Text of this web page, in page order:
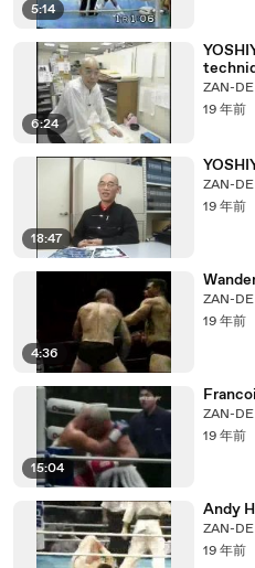
5:14
6:24
ZAN-DE
19 年前
18:47
ZAN-DE
19 年前
4:36
ZAN-DE
19 年前
15:04
ZAN-DE
19 年前
Andy
ZAN-DE
19 年前